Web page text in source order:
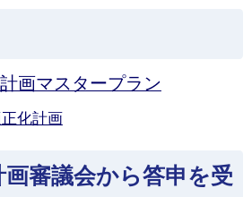
画マスタープラン
化計画
審議会から答申を受